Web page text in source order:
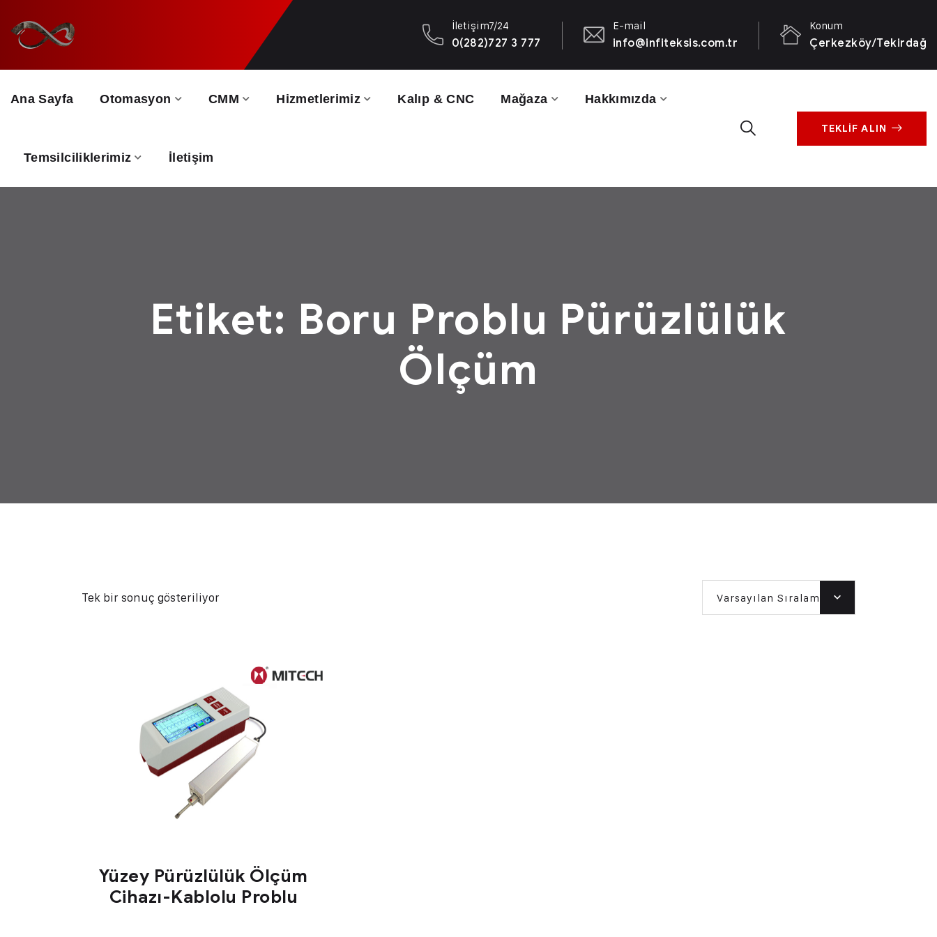
İletişim7/24
0(282)727 3 777
E-mail
info@infiteksis.com.tr
Konum
Çerkezköy/Tekirdağ
Ana Sayfa Otomasyon CMM Hizmetlerimiz Kalıp & CNC Mağaza Hakkımızda
Temsilciliklerimiz İletişim
TEKLİF ALIN
Etiket: Boru Problu Pürüzlülük
Ölçüm
Tek bir sonuç gösteriliyor Varsayılan Sıralama
Yüzey Pürüzlülük Ölçüm
Cihazı-Kablolu Problu